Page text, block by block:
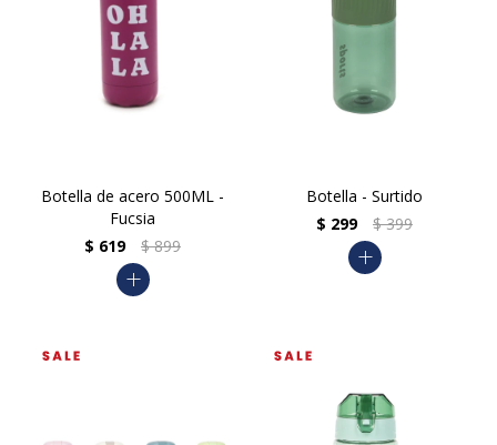
Botella de acero 500ML -
Fucsia
$ 619 $ 899
add
Botella - Surtido
$ 299 $ 399
add